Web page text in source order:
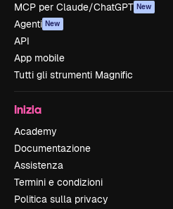
MCP per Claude/ChatGPT New
Agenti New
API
App mobile
Tutti gli strumenti Magnific
Inizia
Academy
Documentazione
Assistenza
Termini e condizioni
Politica sulla privacy